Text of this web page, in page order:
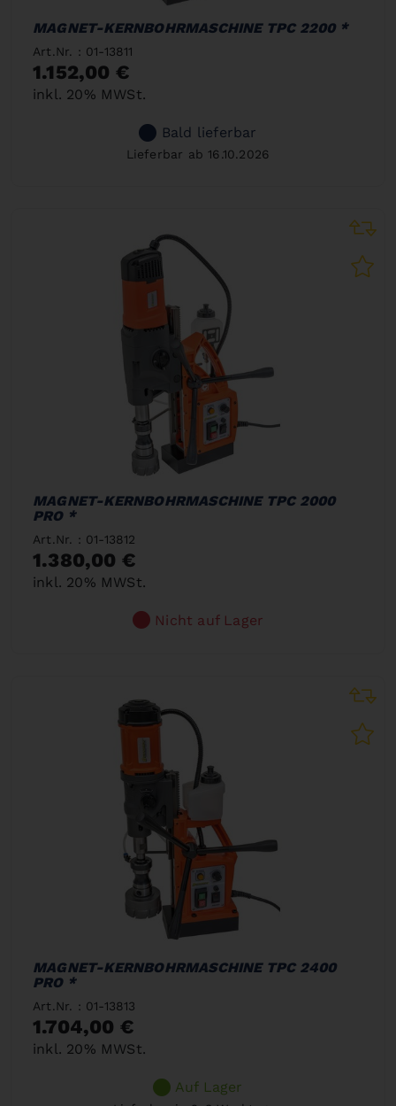
MAGNET-KERNBOHRMASCHINE TPC 2200 *
Art.Nr. : 01-13811
1.152,00 €
inkl. 20% MWSt.
Bald lieferbar
Lieferbar ab 16.10.2026
MAGNET-KERNBOHRMASCHINE TPC 2000
PRO *
Art.Nr. : 01-13812
1.380,00 €
inkl. 20% MWSt.
Nicht auf Lager
MAGNET-KERNBOHRMASCHINE TPC 2400
PRO *
Art.Nr. : 01-13813
1.704,00 €
inkl. 20% MWSt.
Auf Lager